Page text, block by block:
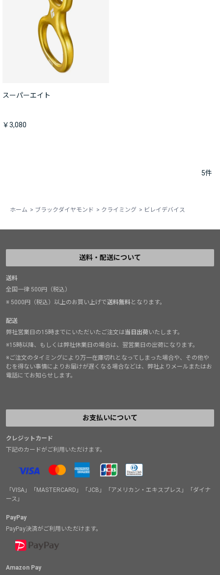
スーパーエイト
￥3,080
5件
ホーム > ブラックダイヤモンド > クライミング > ビレイデバイス
送料・配送について
送料
全国一律 500円（税込）
※ 5000円（税込）以上のお買い上げで送料無料となります。
配送
弊社営業日の15時までにいただいたご注文は当日出荷いたします。
※15時以降、もしくは弊社休業日の場合は、翌営業日の出荷になります。
※ご注文のタイミングにより万一在庫切れとなってしまった場合や、その他や
むを得ない事情によりお届けが遅くなる場合などは、弊社よりメールまたはお
電話にてお知らせします。
お支払いについて
クレジットカード
下記のカードがご利用いただけます。
「VISA」「MASTERCARD」「JCB」「アメリカン・エキスプレス」「ダイナ
ース」
PayPay
PayPay決済がご利用いただけます。
Amazon Pay